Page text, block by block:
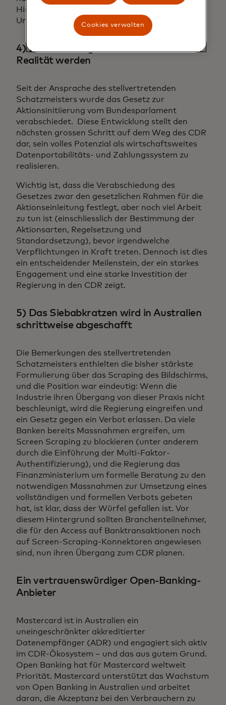
Hindernis für die Einführung von CDR durch
Unternehmen beseitigt.
4) Die Einleitung von Massnahmen wird
Realität werden
Seit der Ansprache des stellvertretenden
Schatzmeisters wurde das Gesetz zur
Aktionsinitiierung vom Bundesparlament
verabschiedet. Diese Entwicklung stellt den
nächsten grossen Schritt auf dem Weg des CDR
dar, sein volles Potenzial als wirtschaftsweites
Datenportabilitäts- und Zahlungssystem zu
realisieren.
Wichtig ist, dass die Verabschiedung des
Gesetzes zwar den gesetzlichen Rahmen für die
Aktionseinleitung festlegt, aber noch viel Arbeit
zu tun ist (einschliesslich der Bestimmung der
Aktionsarten, Regelsetzung und
Standardsetzung), bevor irgendwelche
Verpflichtungen in Kraft treten. Dennoch ist dies
ein entscheidender Meilenstein, der ein starkes
Engagement und eine starke Investition der
Regierung in den CDR zeigt.
5) Das Siebabkratzen wird in Australien
schrittweise abgeschafft
Die Bemerkungen des stellvertretenden
Schatzmeisters enthielten die bisher stärkste
Formulierung über das Scraping des Bildschirms,
und die Position war eindeutig: Wenn die
Industrie ihren Übergang von dieser Praxis nicht
beschleunigt, wird die Regierung eingreifen und
ein Gesetz gegen ein Verbot erlassen. Da viele
Banken bereits Massnahmen ergreifen, um
Screen Scraping zu blockieren (unter anderem
durch die Einführung der Multi-Faktor-
Authentifizierung), und die Regierung das
Finanzministerium um formelle Beratung zu den
notwendigen Massnahmen zur Umsetzung eines
vollständigen und formellen Verbots gebeten
hat, ist klar, dass der Würfel gefallen ist. Vor
diesem Hintergrund sollten Branchenteilnehmer,
die für den Access auf Banktransaktionen noch
auf Screen-Scraping-Konnektoren angewiesen
sind, nun ihren Übergang zum CDR planen.
Ein vertrauenswürdiger Open-Banking-
Anbieter
Mastercard ist in Australien ein
uneingeschränkter akkreditierter
Datenempfänger (ADR) und engagiert sich aktiv
im CDR-Ökosystem – und das aus gutem Grund.
Open Banking hat für Mastercard weltweit
Priorität. Mastercard unterstützt das Wachstum
von Open Banking in Australien und arbeitet
daran, die Akzeptanz bei den Verbrauchern zu
Cookies verwalten